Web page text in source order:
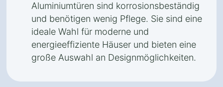
Aluminiumtüren sind korrosionsbeständig
und benötigen wenig Pflege. Sie sind eine
ideale Wahl für moderne und
energieeffiziente Häuser und bieten eine
große Auswahl an Designmöglichkeiten.